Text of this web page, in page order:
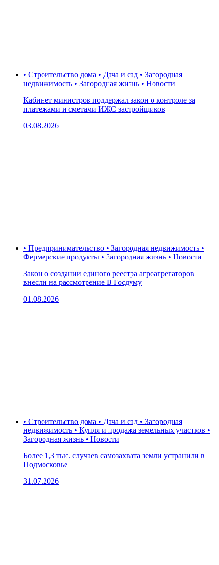
• Строительство дома • Дача и сад • Загородная
недвижимость • Загородная жизнь • Новости
Кабинет министров поддержал закон о контроле за
платежами и сметами ИЖС застройщиков
03.08.2026
• Предпринимательство • Загородная недвижимость •
Фермерские продукты • Загородная жизнь • Новости
Закон о создании единого реестра агроагрегаторов
внесли на рассмотрение В Госдуму
01.08.2026
• Строительство дома • Дача и сад • Загородная
недвижимость • Купля и продажа земельных участков •
Загородная жизнь • Новости
Более 1,3 тыс. случаев самозахвата земли устранили в
Подмосковье
31.07.2026